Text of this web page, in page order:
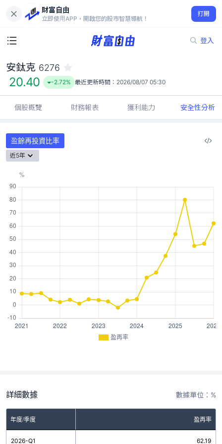
財富自由
立即使用APP，開啟您的股市智慧導航！
打開
登入
20.40
-2.72%
安鈦克 6276
20.40 -2.72% 最近更新時間： 2026/08/07 05:30
個股概覽 財務報表 獲利能力 安全性分析
盈餘再投資比率
近5年
盈再率
詳細數據 數據單位：%
年度/季度 盈再率
2026-Q1 62.19